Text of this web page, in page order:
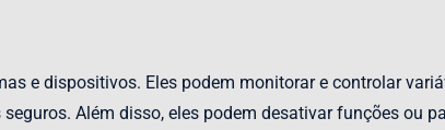
e dispositivos. Eles podem monitorar e controlar
Além disso, eles podem desativar funções ou